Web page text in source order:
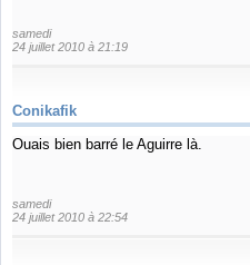
samedi
24 juillet 2010 à 21:19
Conikafik
Ouais bien barré le Aguirre là.
samedi
24 juillet 2010 à 22:54